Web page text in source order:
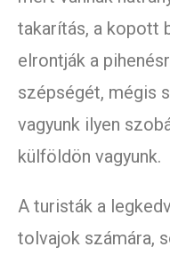
takarítás, a kopott
elrontják a
szépségét, mégis
vagyunk ilyen
külföldön vagyunk.
A turisták a
tolvajok számára,